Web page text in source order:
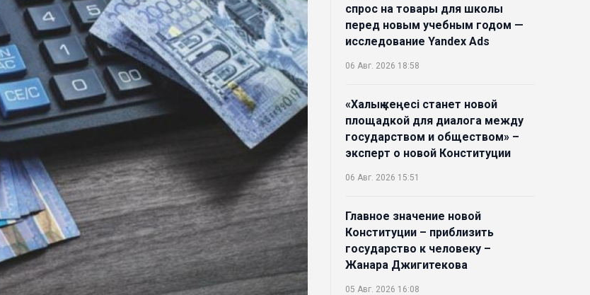
спрос на товары для школы
перед новым учебным годом —
исследование Yandex Ads
06 Авг. 2026 18:58
«Халық кеңесі станет новой
площадкой для диалога между
государством и обществом» –
эксперт о новой Конституции
06 Авг. 2026 15:51
Главное значение новой
Конституции – приблизить
государство к человеку –
Жанара Джигитекова
05 Авг. 2026 16:08